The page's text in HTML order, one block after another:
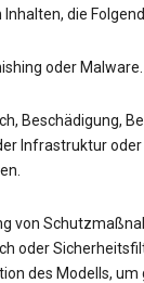
die
oder Malware.
Beschädigung,
Infrastruktur oder
von
oder
des Modells, um